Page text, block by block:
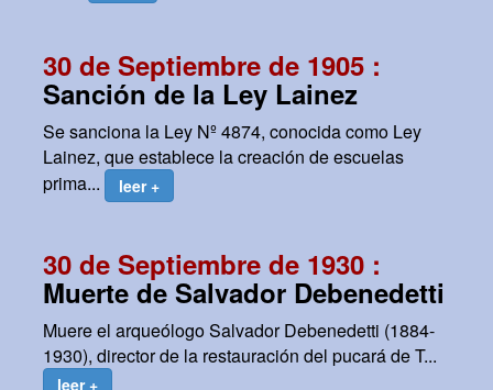
30 de Septiembre de 1905 :
Sanción de la Ley Lainez
Se sanciona la Ley Nº 4874, conocida como Ley
Lainez, que establece la creación de escuelas
prima...
leer +
30 de Septiembre de 1930 :
Muerte de Salvador Debenedetti
Muere el arqueólogo Salvador Debenedetti (1884-
1930), director de la restauración del pucará de T...
leer +